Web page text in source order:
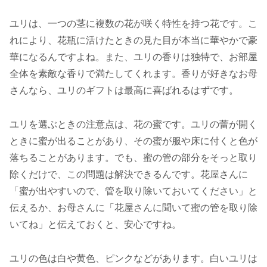
ユリは、一つの茎に複数の花が咲く特性を持つ花です。こ
れにより、花瓶に活けたときの見た目が本当に華やかで豪
華になるんですよね。また、ユリの香りは独特で、お部屋
全体を素敵な香りで満たしてくれます。香りが好きなお母
さんなら、ユリのギフトは最高に喜ばれるはずです。
ユリを選ぶときの注意点は、花の蜜です。ユリの蕾が開く
ときに蜜が出ることがあり、その蜜が服や床に付くと色が
落ちることがあります。でも、蜜の管の部分をそっと取り
除くだけで、この問題は解決できるんです。花屋さんに
「蜜が出やすいので、管を取り除いておいてください」と
伝えるか、お母さんに「花屋さんに聞いて蜜の管を取り除
いてね」と伝えておくと、安心ですね。
ユリの色は白や黄色、ピンクなどがあります。白いユリは